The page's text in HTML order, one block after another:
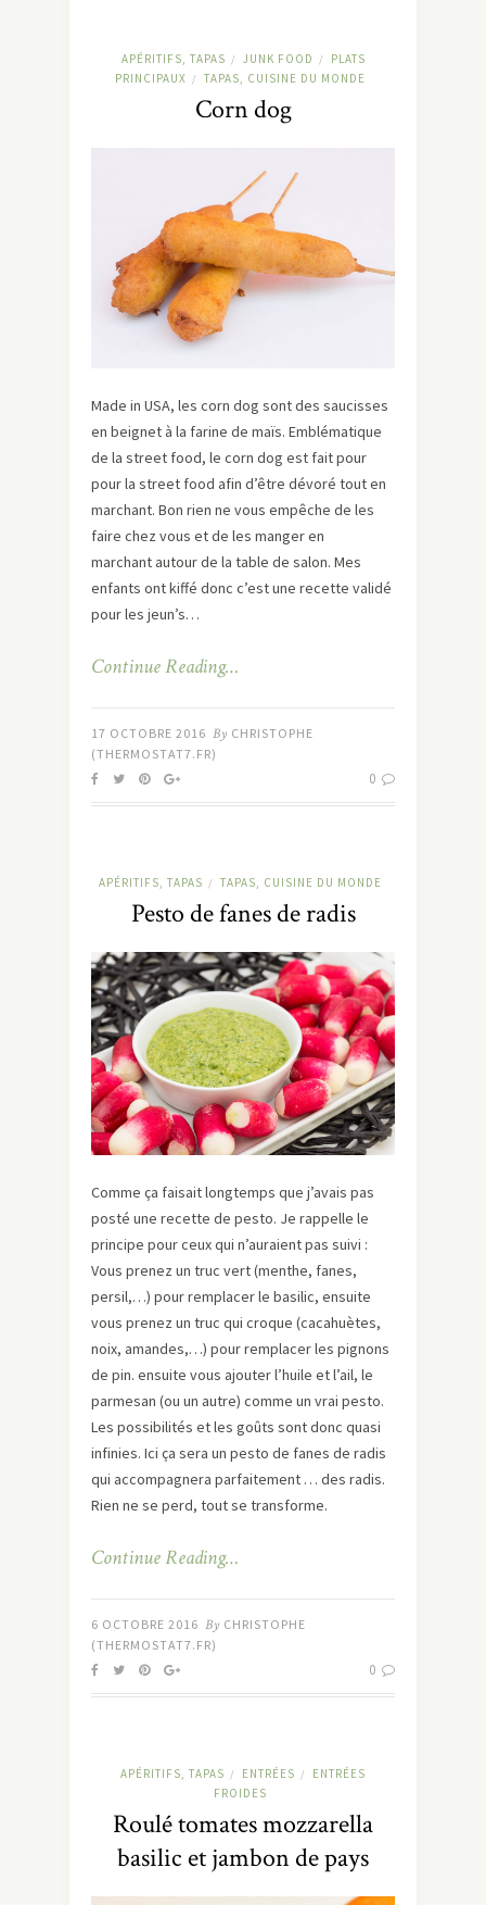
APÉRITIFS, TAPAS / JUNK FOOD /
PLATS
PRINCIPAUX
/ TAPAS, CUISINE DU MONDE
Corn dog
Made in USA, les corn dog sont des saucisses
en beignet à la farine de maïs. Emblématique
de la street food, le corn dog est fait pour
pour la street food afin d’être dévoré tout en
marchant. Bon rien ne vous empêche de les
faire chez vous et de les manger en
marchant autour de la table de salon. Mes
enfants ont kiffé donc c’est une recette validé
pour les jeun’s…
Continue Reading…
17 OCTOBRE 2016 By CHRISTOPHE
(THERMOSTAT7.FR)
0
APÉRITIFS, TAPAS / TAPAS, CUISINE DU MONDE
Pesto de fanes de radis
Comme ça faisait longtemps que j’avais pas
posté une recette de pesto. Je rappelle le
principe pour ceux qui n’auraient pas suivi :
Vous prenez un truc vert (menthe, fanes,
persil,…) pour remplacer le basilic, ensuite
vous prenez un truc qui croque (cacahuètes,
noix, amandes,…) pour remplacer les pignons
de pin. ensuite vous ajouter l’huile et l’ail, le
parmesan (ou un autre) comme un vrai pesto.
Les possibilités et les goûts sont donc quasi
infinies. Ici ça sera un pesto de fanes de radis
qui accompagnera parfaitement … des radis.
Rien ne se perd, tout se transforme.
Continue Reading…
6 OCTOBRE 2016 By CHRISTOPHE
(THERMOSTAT7.FR)
0
APÉRITIFS, TAPAS / ENTRÉES /
ENTRÉES
FROIDES
Roulé tomates mozzarella
basilic et jambon de pays